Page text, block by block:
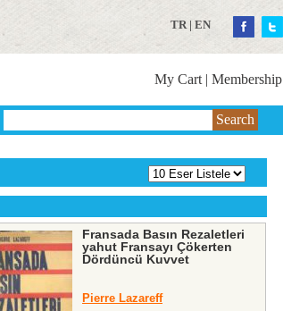
TR| EN
My Cart | Membership
Search
Fransada Basın Rezaletleri
yahut Fransayı Çökerten
Dördüncü Kuvvet
Pierre Lazareff